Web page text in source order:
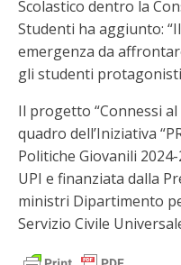
Scolastico dentro la
Studenti ha aggiunto:
emergenza da
gli studenti
Il progetto “Connessi
quadro dell’Iniziativa
Politiche Giovanili
UPI e finanziata dalla
ministri Dipartimento
Servizio Civile